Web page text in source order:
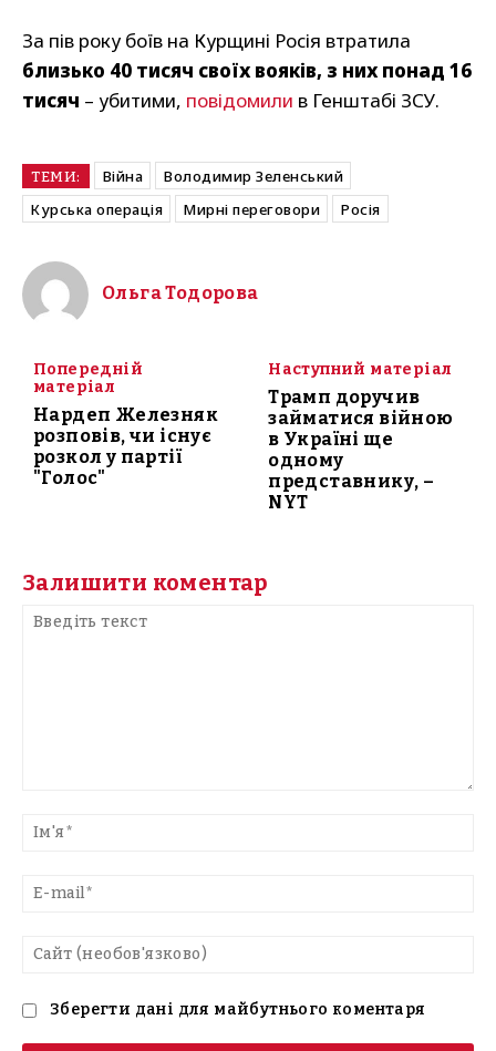
За пів року боїв на Курщині Росія втратила
близько 40 тисяч своїх вояків, з них понад 16
тисяч – убитими, повідомили в Генштабі ЗСУ.
ТЕМИ: Війна
Володимир Зеленський
Курська операція
Мирні переговори Росія
Ольга Тодорова
Попередній
матеріал
Нардеп Железняк
розповів, чи існує
розкол у партії
"Голос"
Наступний матеріал
Трамп доручив
займатися війною
в Україні ще
одному
представнику, –
NYT
Залишити коментар
текст
Зберегти дані для майбутнього коментаря